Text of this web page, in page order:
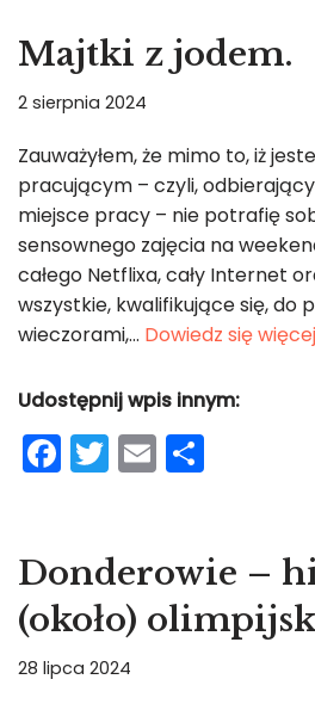
e
b
o
o
k
er l e
Majtki z jodem.
2 sierpnia 2024
Zauważyłem, że mimo to, iż
pracującym – czyli,
miejsce pracy – nie potrafię
sensownego zajęcia na
całego Netflixa, cały Internet
wszystkie, kwalifikujące się, do
wieczorami,… Dowiedz się
Udostępnij wpis innym:
F
a
e
b
o
o
T
w
er
E
m
l e
Donderowie –
(około)
28 lipca 2024